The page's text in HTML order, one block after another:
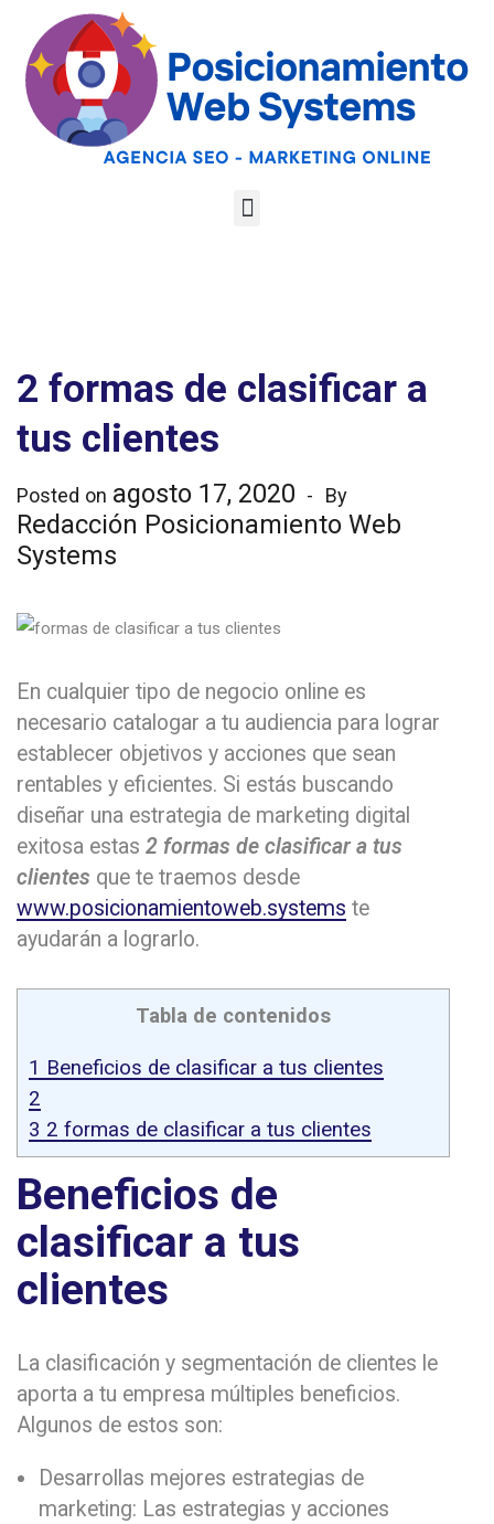
2 formas de clasificar a
tus clientes
Posted on agosto 17, 2020 By
Redacción Posicionamiento Web
Systems
En cualquier tipo de negocio online es
necesario catalogar a tu audiencia para lograr
establecer objetivos y acciones que sean
rentables y eficientes. Si estás buscando
diseñar una estrategia de marketing digital
exitosa estas 2 formas de clasificar a tus
clientes que te traemos desde
www.posicionamientoweb.systems te
ayudarán a lograrlo.
Tabla de contenidos
1 Beneficios de clasificar a tus clientes
2
3 2 formas de clasificar a tus clientes
Beneficios de
clasificar a tus
clientes
La clasificación y segmentación de clientes le
aporta a tu empresa múltiples beneficios.
Algunos de estos son:
Desarrollas mejores estrategias de
marketing: Las estrategias y acciones
Optimiza tu web
para las AI
Google
Overviews y los
LLMs
Analiza tu web gratis